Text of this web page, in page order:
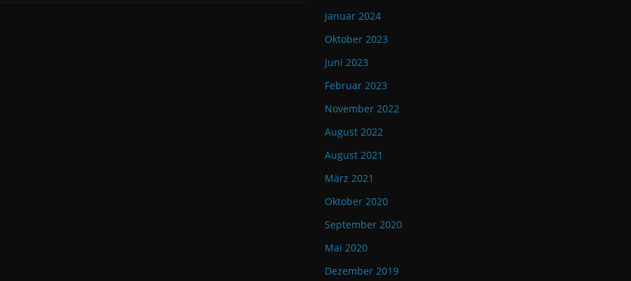
Januar 2024
Oktober 2023
Juni 2023
Februar 2023
November 2022
August 2022
August 2021
März 2021
Oktober 2020
September 2020
Mai 2020
Dezember 2019